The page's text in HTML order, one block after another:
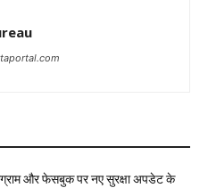
और फेसबुक पर नए सुरक्षा अपडेट के